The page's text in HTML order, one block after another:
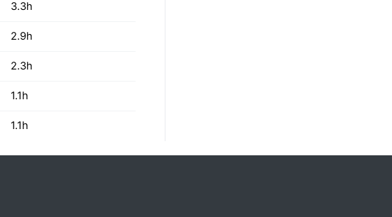
3.3h
2.9h
2.3h
1.1h
1.1h